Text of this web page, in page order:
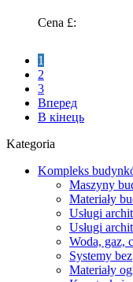
Cena £:
1
2
3
Вперед
В кінець
Kategoria
Kompleks
Maszyny
Materiały
Usługi
Usługi
Woda, gaz,
Systemy
Materiały